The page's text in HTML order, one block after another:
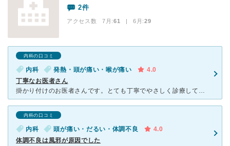
2件
アクセス数 7月:61 | 6月:29
内科の口コミ
内科 発熱・頭が痛い・喉が痛い
4.0
丁寧なお医者さん
掛かり付けのお医者さんです。とても丁寧でやさしく診療してくれます。風邪も症状をみてアレルギーの薬に切り替えていただけるのでとても治りが早いです。 大病した時は大病院に行きますが、身近な相談の時はここ
内科の口コミ
内科 頭が痛い・だるい・体調不良
4.0
体調不良は風邪が原因でした